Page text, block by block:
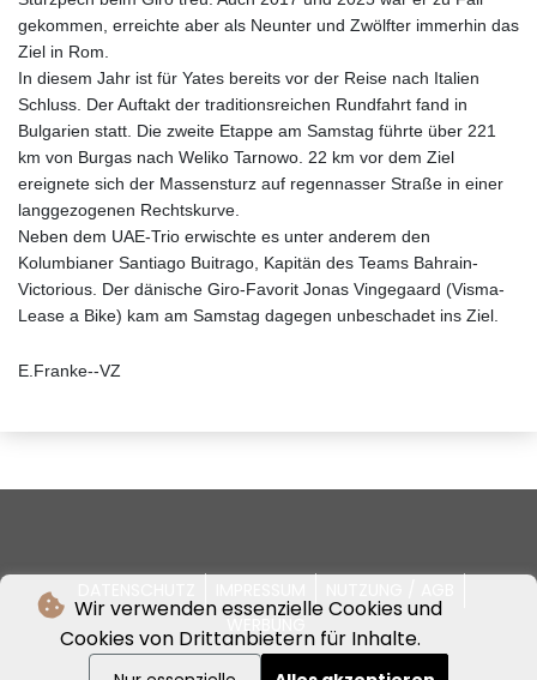
Wir verwenden essenzielle Cookies und
Cookies von Drittanbietern für Inhalte.
gekommen, erreichte aber als Neunter und Zwölfter immerhin das
Ziel in Rom.
In diesem Jahr ist für Yates bereits vor der Reise nach Italien
Schluss. Der Auftakt der traditionsreichen Rundfahrt fand in
Bulgarien statt. Die zweite Etappe am Samstag führte über 221
km von Burgas nach Weliko Tarnowo. 22 km vor dem Ziel
ereignete sich der Massensturz auf regennasser Straße in einer
langgezogenen Rechtskurve.
Neben dem UAE-Trio erwischte es unter anderem den
Kolumbianer Santiago Buitrago, Kapitän des Teams Bahrain-
Victorious. Der dänische Giro-Favorit Jonas Vingegaard (Visma-
Lease a Bike) kam am Samstag dagegen unbeschadet ins Ziel.
E.Franke--VZ
WERBUNG